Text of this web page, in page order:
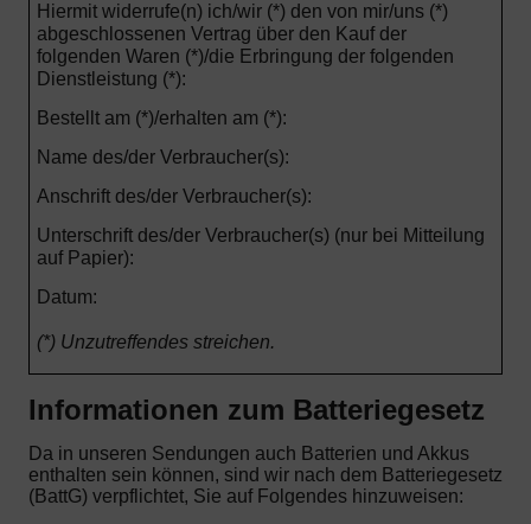
Hiermit widerrufe(n) ich/wir (*) den von mir/uns (*)
abgeschlossenen Vertrag über den Kauf der
folgenden Waren (*)/die Erbringung der folgenden
Dienstleistung (*):
Bestellt am (*)/erhalten am (*):
Name des/der Verbraucher(s):
Anschrift des/der Verbraucher(s):
Unterschrift des/der Verbraucher(s) (nur bei Mitteilung
auf Papier):
Datum:
(*) Unzutreffendes streichen.
Informationen zum Batteriegesetz
Da in unseren Sendungen auch Batterien und Akkus
enthalten sein können, sind wir nach dem Batteriegesetz
(BattG) verpflichtet, Sie auf Folgendes hinzuweisen: